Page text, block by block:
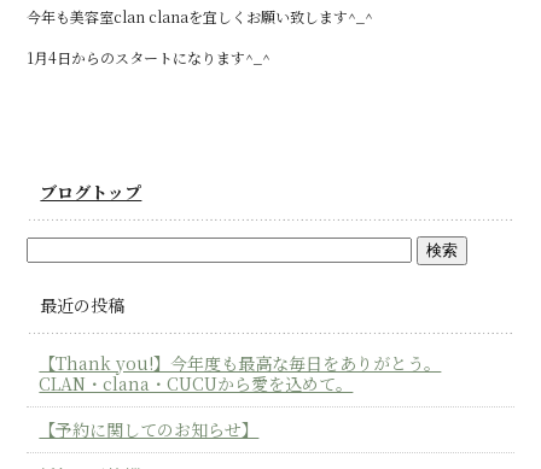
今年も美容室clan clanaを宜しくお願い致します^_^
1月4日からのスタートになります^_^
ブログトップ
最近の投稿
【Thank you!】今年度も最高な毎日をありがとう。
CLAN・clana・CUCUから愛を込めて。
【予約に関してのお知らせ】